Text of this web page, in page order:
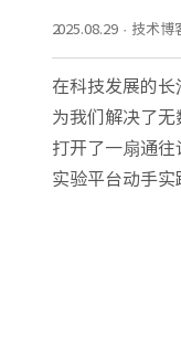
2025.08.29 · 技术博
在科技发展的
为我们解决了
打开了一扇通
实验平台动手实